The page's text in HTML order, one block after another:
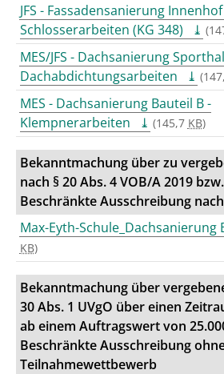
JFS - Fassadensanierung
Schlosserarbeiten (KG 348)
MES/JFS - Dachsanierung
Dachabdichtungsarbeiten
MES - Dachsanierung Bauteil B -
Klempnerarbeiten
(145,7 KB)
Bekanntmachung über zu
nach § 20 Abs. 4 VOB/A 2019
Beschränkte Ausschreibung
Max-Eyth-Schule_Dachsanierung
KB)
Bekanntmachung über
30 Abs. 1 UVgO über einen
ab einem Auftragswert von
Beschränkte Ausschreibung
Teilnahmewettbewerb